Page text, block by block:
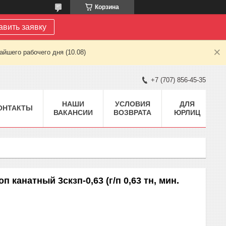
Корзина
заявку
рабочего дня (10.08)
+7 (707) 856-45-35
НАШИ
ВАКАНСИИ
УСЛОВИЯ
ВОЗВРАТА
ДЛЯ
ЮРЛИЦ
канатный 3скзп-0,63 (г/п 0,63 тн, мин.